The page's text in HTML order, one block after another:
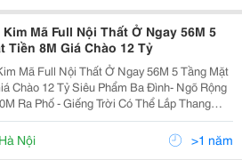
Kim Mã Full Nội Thất Ở Ngay 56M 5
Tiền 8M Giá Chào 12 Tỷ
Mã Full Nội Thất Ở Ngay 56M 5 Tầng Mặt
Chào 12 Tỷ Siêu Phẩm Ba Đình- Ngõ Rộng
Ra Phố - Giếng Trời Có Thể Lắp Thang
Nhà Đẹp Dân Xây- Full Nội Thất - Chủ
Mới Chỉ Cần Xách Vali Về Ở Mô Tả: - Vị Trí...
Hà Nội >1 năm